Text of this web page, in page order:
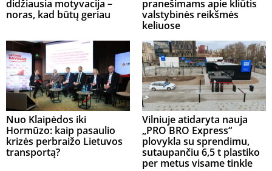
didžiausia motyvacija –
noras, kad būtų geriau
pranešimams apie kliūtis
valstybinės reikšmės
keliuose
Nuo Klaipėdos iki
Hormūzo: kaip pasaulio
krizės perbraižo Lietuvos
transportą?
Vilniuje atidaryta nauja
„PRO BRO Express“
plovykla su sprendimu,
sutaupančiu 6,5 t plastiko
per metus visame tinkle